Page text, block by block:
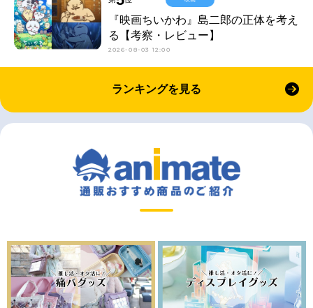
『映画ちいかわ』島二郎の正体を考え
る【考察・レビュー】
2026-08-03 12:00
ランキングを見る